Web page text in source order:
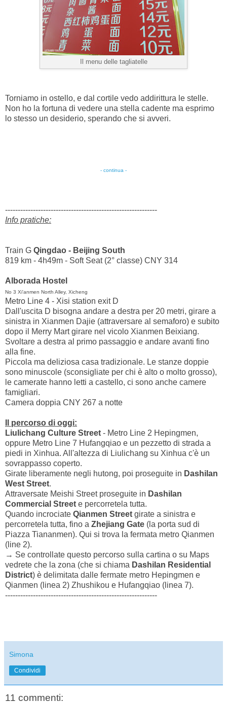
Il menu delle tagliatelle
Torniamo in ostello, e dal cortile vedo addirittura le stelle.
Non ho la fortuna di vedere una stella cadente ma esprimo
lo stesso un desiderio, sperando che si avveri.
- continua -
------------------------------------------------------------
Info pratiche:
Train G Qingdao - Beijing South
819 km - 4h49m - Soft Seat (2° classe) CNY 314
Alborada Hostel
No 3 Xi'anmen North Alley, Xicheng
Metro Line 4 - Xisi station exit D
Dall'uscita D bisogna andare a destra per 20 metri, girare a
sinistra in Xianmen Dajie (attraversare al semaforo) e subito
dopo il Merry Mart girare nel vicolo Xianmen Beixiang.
Svoltare a destra al primo passaggio e andare avanti fino
alla fine.
Piccola ma deliziosa casa tradizionale. Le stanze doppie
sono minuscole (sconsigliate per chi è alto o molto grosso),
le camerate hanno letti a castello, ci sono anche camere
famigliari.
Camera doppia CNY 267 a notte
Il percorso di oggi:
Liulichang Culture Street - Metro Line 2 Hepingmen,
oppure Metro Line 7 Hufangqiao e un pezzetto di strada a
piedi in Xinhua. All'altezza di Liulichang su Xinhua c'è un
sovrappasso coperto.
Girate liberamente negli hutong, poi proseguite in Dashilan
West Street.
Attraversate Meishi Street proseguite in Dashilan
Commercial Street e percorretela tutta.
Quando incrociate Qianmen Street girate a sinistra e
percorretela tutta, fino a Zhejiang Gate (la porta sud di
Piazza Tiananmen). Qui si trova la fermata metro Qianmen
(line 2).
→ Se controllate questo percorso sulla cartina o su Maps
vedrete che la zona (che si chiama Dashilan Residential
District) è delimitata dalle fermate metro Hepingmen e
Qianmen (linea 2) Zhushikou e Hufangqiao (linea 7).
------------------------------------------------------------
Simona
Condividi
11 commenti: